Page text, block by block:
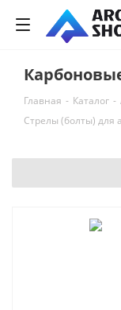
Главная - Каталог -
Стрелы (болты) для